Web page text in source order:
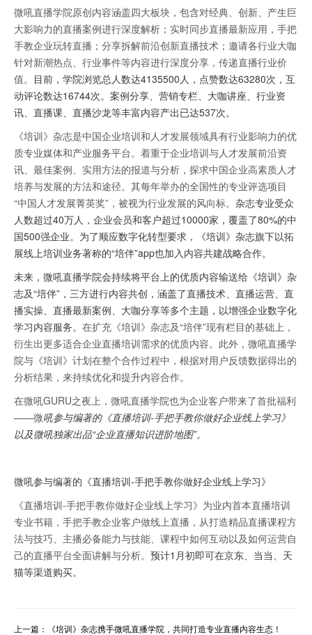
微吼直播学院原创内容涵盖四大板块，包含对经典、创新、产生巨
大影响力的直播案例进行深度解析；实时同步直播最新应用，手把
手教企业玩转直播；分享拆解前沿创新直播技术；邀请各行业大咖
针对新潮热点、行业事件等内容进行深度分享，传递直播行业价
值。 目前，学院浏览总人数达4135500人，点赞数达63280次，互
动评论数达16744次。案例分享、营销专栏、大咖讲座、行业资
讯、直播课、直播沙龙等丰富内容产出已达537次。
《培训》杂志是中国企业培训和人才发展领域具有行业影响力的优
质专业媒体和产业服务平台。着重于企业培训与人才发展前沿资
讯、最佳案例、实用方法的报道与分析，探求中国企业高素质人才
培养与发展的方法和途径。其每年举办的全国性的专业评选项目
“中国人才发展菁英奖”，被视为行业发展的风向标。 杂志专业受众
人数超过40万人，企业会员和客户超过10000家，覆盖了80%的中
国500强企业。为了顺应数字化转型要求，《培训》杂志旗下以拓
展线上培训业务著称的“培伴”app也加入内容共建战略合作。
未来，微吼直播学院会持续将平台上的优质内容输送给《培训》杂
志及“培伴”，三方进行内容共创，涵盖了直播技术、直播运营、直
播实操、直播最新案例、大咖分享等多个主题，以增强企业数字化
学习内容服务。 在扩充《培训》杂志及“培伴”现有栏目的基础上，
衍生出更多适合企业直播培训需求的优质内容。此外，微吼直播学
院与《培训》计划在整个合作过程中，根据对用户反馈数据得出的
分析结果，来持续优化和提升内容合作。
在微吼GURU之夜上，微吼直播学院也为企业客户带来了首批福利
——微吼参与编著的《直播培训-手把手教你做好企业线上学习》
以及微吼独家出品“企业直播知识进阶地图”。
微吼参与编著的《直播培训-手把手教你做好企业线上学习》
《直播培训-手把手教你做好企业线上学习》为业内首本直播培训
专业书籍，手把手教企业客户做线上直播，从打造精品直播课程方
法与技巧、主播必备能力与技能、课程中如何互动以及如何运营自
己的直播平台全面讲解与分析。 预计1月初即可在京东、当当、天
猫等渠道购买。
上一篇：《培训》杂志携手微吼直播学院，共同打造专业直播内容生态！